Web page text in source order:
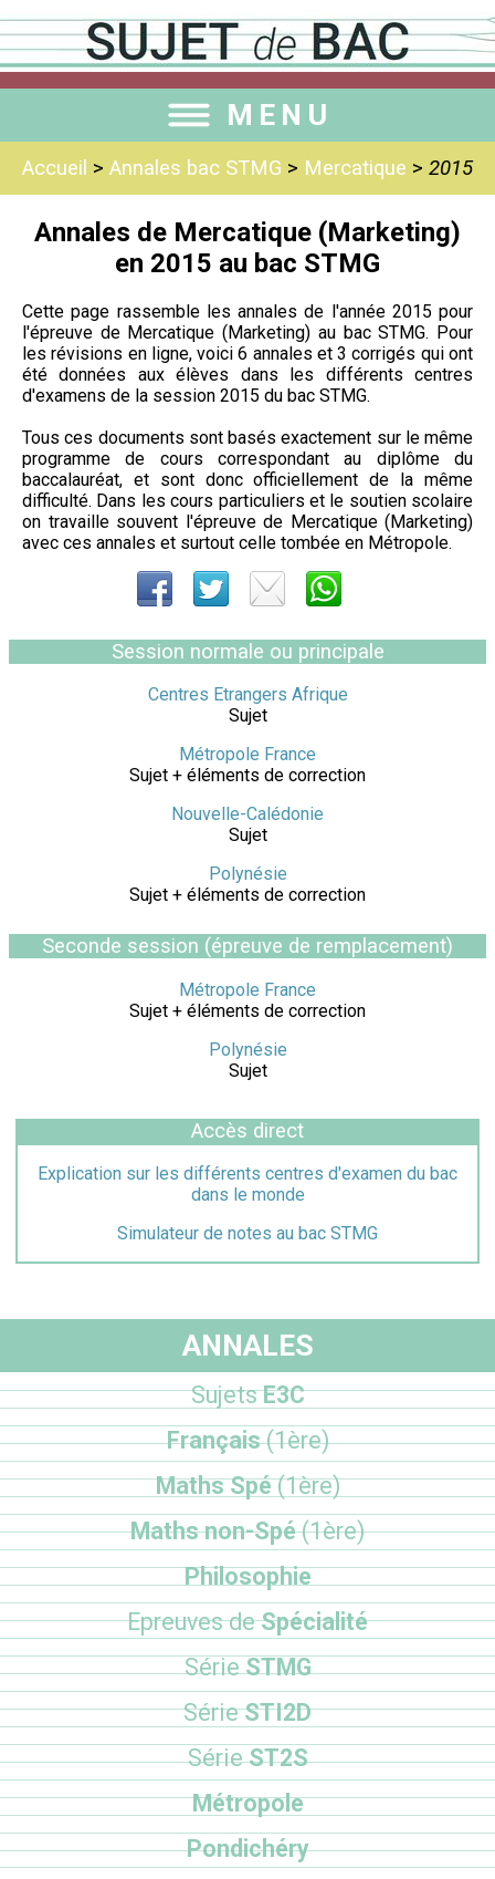
MENU
Accueil > Annales bac STMG > Mercatique > 2015
Annales de Mercatique (Marketing)
en 2015 au bac STMG
Cette page rassemble les annales de l'année 2015 pour
l'épreuve de Mercatique (Marketing) au bac STMG. Pour
les révisions en ligne, voici 6 annales et 3 corrigés qui ont
été données aux élèves dans les différents centres
d'examens de la session 2015 du bac STMG.
Tous ces documents sont basés exactement sur le même
programme de cours correspondant au diplôme du
baccalauréat, et sont donc officiellement de la même
difficulté. Dans les cours particuliers et le soutien scolaire
on travaille souvent l'épreuve de Mercatique (Marketing)
avec ces annales et surtout celle tombée en Métropole.
Session normale ou principale
Centres Etrangers Afrique
Sujet
Métropole France
Sujet + éléments de correction
Nouvelle-Calédonie
Sujet
Polynésie
Sujet + éléments de correction
Seconde session (épreuve de remplacement)
Métropole France
Sujet + éléments de correction
Polynésie
Sujet
Accès direct
Explication sur les différents centres d'examen du bac
dans le monde
Simulateur de notes au bac STMG
ANNALES
SujetsE3C
Français(1ère)
Maths Spé(1ère)
Maths non-Spé(1ère)
Philosophie
Epreuves deSpécialité
SérieSTMG
SérieSTI2D
SérieST2S
Métropole
Pondichéry